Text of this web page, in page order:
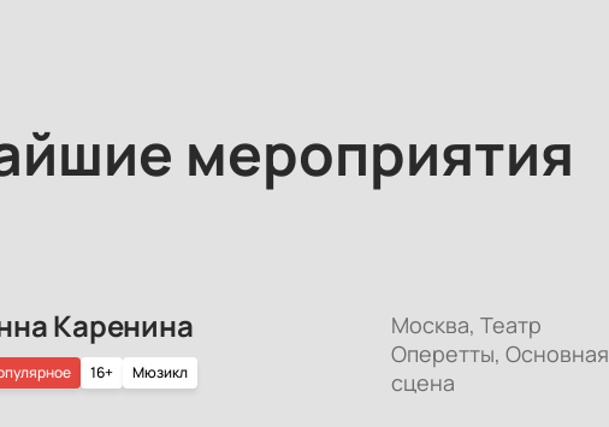
мероприятия
Каренина
16+ Мюзикл
Москва, Театр
Оперетты, Основная
сцена